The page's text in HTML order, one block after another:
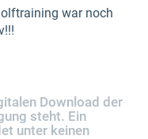
war noch
Download der
steht. Ein
unter keinen